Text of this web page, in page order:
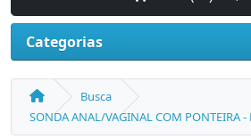
Categorias
Busca
SONDA ANAL/VAGINAL COM PONTEIRA